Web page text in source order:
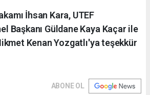
İhsan Kara, UTEF
Başkanı Güldane Kaya Kaçar ile
Kenan Yozgatlı'ya teşekkür
ABONE OL